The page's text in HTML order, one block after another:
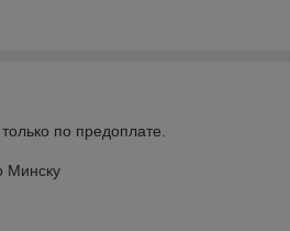
по предоплате.
Минску